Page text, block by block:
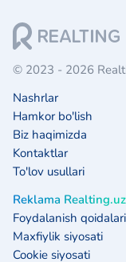
© 2023 - 2026
Nashrlar
Hamkor bo'lish
Biz haqimizda
Kontaktlar
To'lov usullari
Reklama Realting.uz
Foydalanish qoidalari
Maxfiylik siyosati
Cookie siyosati